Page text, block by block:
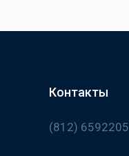
Контакты
(812) 6592205